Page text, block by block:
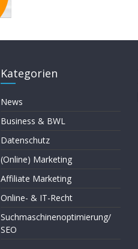
Kategorien
News
Business & BWL
Datenschutz
(Online) Marketing
Affiliate Marketing
Online- & IT-Recht
Suchmaschinenoptimierung/
SEO